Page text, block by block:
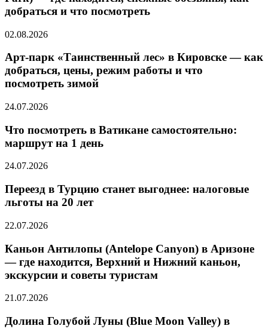
добраться и что посмотреть
02.08.2026
Арт-парк «Таинственный лес» в Кировске — как
добраться, цены, режим работы и что
посмотреть зимой
24.07.2026
Что посмотреть в Ватикане самостоятельно:
маршрут на 1 день
24.07.2026
Переезд в Турцию станет выгоднее: налоговые
льготы на 20 лет
22.07.2026
Каньон Антилопы (Antelope Canyon) в Аризоне
— где находится, Верхний и Нижний каньон,
экскурсии и советы туристам
21.07.2026
Долина Голубой Луны (Blue Moon Valley) в